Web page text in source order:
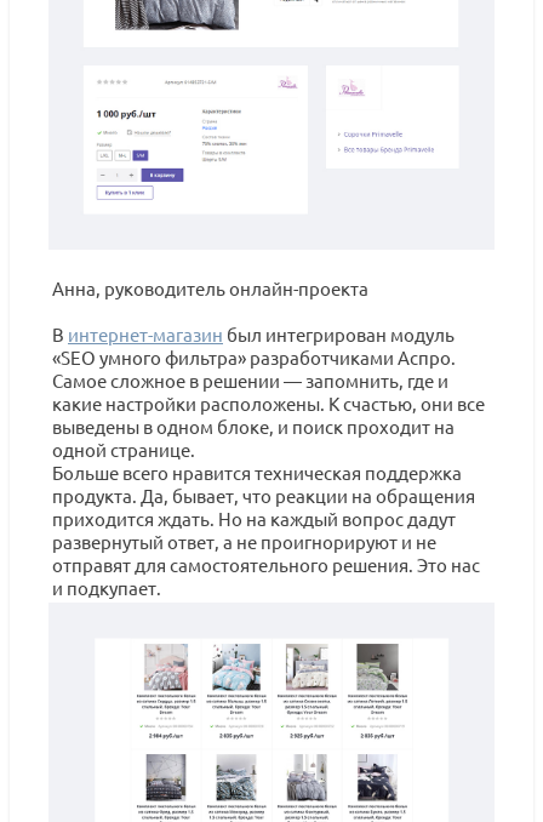
Анна, руководитель онлайн-проекта
В интернет-магазин был интегрирован модуль
«SEO умного фильтра» разработчиками Аспро.
Самое сложное в решении — запомнить, где и
какие настройки расположены. К счастью, они все
выведены в одном блоке, и поиск проходит на
одной странице.
Больше всего нравится техническая поддержка
продукта. Да, бывает, что реакции на обращения
приходится ждать. Но на каждый вопрос дадут
развернутый ответ, а не проигнорируют и не
отправят для самостоятельного решения. Это нас
и подкупает.